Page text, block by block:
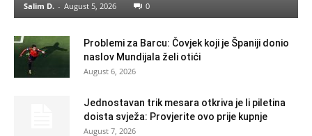
Salim D. - August 5, 2026 0
Problemi za Barcu: Čovjek koji je Španiji donio
naslov Mundijala želi otići
August 6, 2026
Jednostavan trik mesara otkriva je li piletina
doista svježa: Provjerite ovo prije kupnje
August 7, 2026